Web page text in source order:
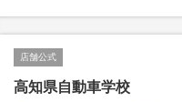
店舗公式
高知県自動車学校